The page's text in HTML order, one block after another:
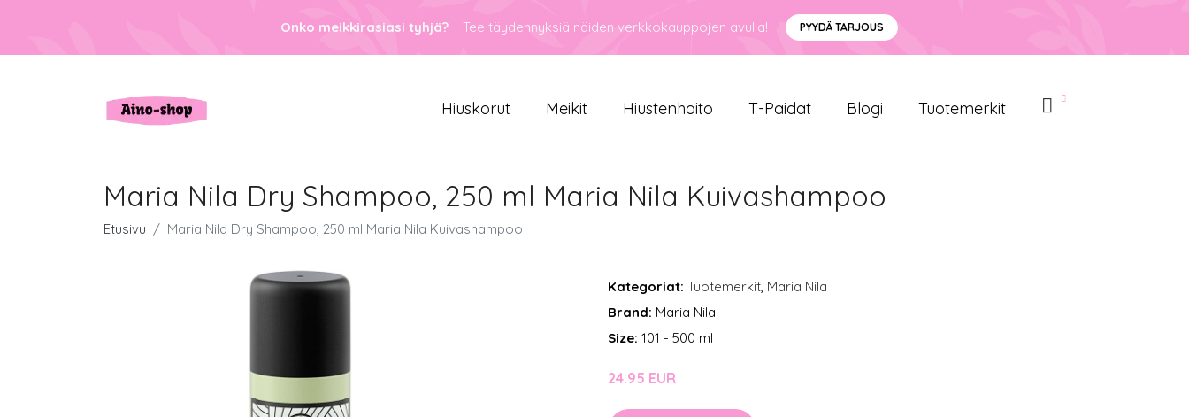
Onko meikkirasiasi tyhjä? Tee täydennyksiä näiden verkkokauppojen avulla! PYYDÄ TARJOUS
Hiuskorut Meikit Hiustenhoito T-Paidat Blogi Tuotemerkit
Maria Nila Dry Shampoo, 250 ml Maria Nila Kuivashampoo
Etusivu Maria Nila Dry Shampoo, 250 ml Maria Nila Kuivashampoo
Kategoriat: Tuotemerkit, Maria Nila
Brand: Maria Nila
Size: 101 - 500 ml
24.95 EUR